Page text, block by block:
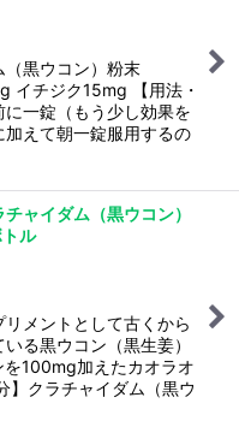
（黒ウコン）粉末
イチジク15mg 【用法・
一錠（もう少し効果を
えて朝一錠服用するの
ャイダム（黒ウコン）
ル
リメントとして古くから
る黒ウコン（黒生姜）
100mg加えたカオラオ
】クラチャイダム（黒ウ